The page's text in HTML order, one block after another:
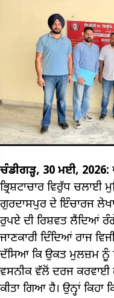
ਚੰਡੀਗੜ੍ਹ, 30 ਮਈ, 2026:
ਭ੍ਰਿਸ਼ਟਾਚਾਰ ਵਿਰੁੱਧ ਚਲਾਈ
ਗੁਰਦਾਸਪੁਰ ਦੇ ਇੰਚਾਰਜ ਲੇਖਾ
ਰੁਪਏ ਦੀ ਰਿਸ਼ਵਤ ਲੈਂਦਿਆਂ
ਜਾਣਕਾਰੀ ਦਿੰਦਿਆਂ ਰਾਜ
ਦੱਸਿਆ ਕਿ ਉਕਤ ਮੁਲਜ਼ਮ ਨੂੰ
ਵਸਨੀਕ ਵੱਲੋਂ ਦਰਜ ਕਰਵਾਈ
ਕੀਤਾ ਗਿਆ ਹੈ। ਉਨ੍ਹਾਂ